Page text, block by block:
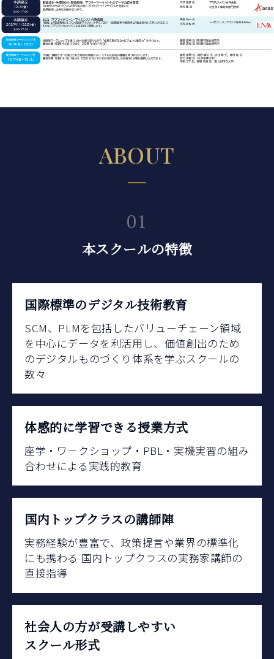
ABOUT
01
本スクールの特徴
国際標準のデジタル技術教育
SCM、PLMを包括したバリューチェーン領域
を中心にデータを利活用し、価値創出のため
のデジタルものづくり体系を学ぶスクールの
数々
体感的に学習できる授業方式
座学・ワークショップ・PBL・実機実習の組み
合わせによる実践的教育
国内トップクラスの講師陣
実務経験が豊富で、政策提言や業界の標準化
にも携わる 国内トップクラスの実務家講師の
直接指導
社会人の方が受講しやすい
スクール形式